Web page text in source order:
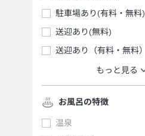
駐車場あり(有料・無料)
送迎あり(無料)
送迎あり（有料・無料）
もっと見る
お風呂の特徴
温泉